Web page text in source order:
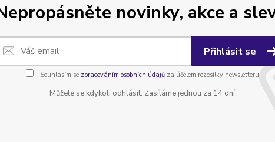
novinky, akce a
Přihlásit se
Souhlasím se zpracováním osobních údajůza účelem rozesílky newsletteru.
Můžete se kdykoli odhlásit. Zasíláme jednou za 14 dní.